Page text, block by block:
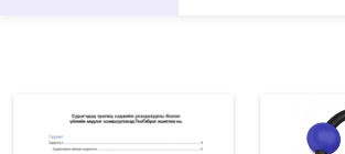
Measurement
Geometry